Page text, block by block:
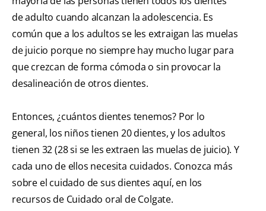
de adulto cuando alcanzan la adolescencia. Es
común que a los adultos se les extraigan las muelas
de juicio porque no siempre hay mucho lugar para
que crezcan de forma cómoda o sin provocar la
desalineación de otros dientes.
Entonces, ¿cuántos dientes tenemos? Por lo
general, los niños tienen 20 dientes, y los adultos
tienen 32 (28 si se les extraen las muelas de juicio). Y
cada uno de ellos necesita cuidados. Conozca más
sobre el cuidado de sus dientes aquí, en los
recursos de Cuidado oral de Colgate.